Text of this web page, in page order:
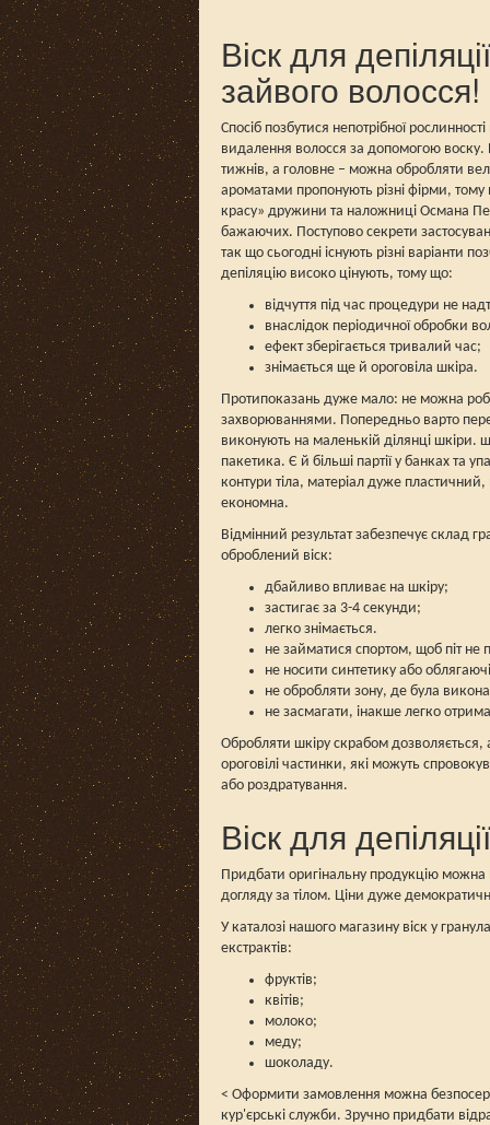
Віск для
зайвого волосся!
Спосіб позбутися непотрібної
видалення волосся за допомогою
тижнів, а головне – можна обробляти
ароматами пропонують різні фірми,
красу» дружини та наложниці Османа
бажаючих. Поступово секрети
так що сьогодні існують різні варіанти
депіляцію високо цінують, тому що:
відчуття під час процедури не
внаслідок періодичної обробки
ефект зберігається тривалий час;
знімається ще й ороговіла шкіра.
Протипоказань дуже мало: не можна
захворюваннями. Попередньо варто
виконують на маленькій ділянці шкіри.
пакетика. Є й більші партії у банках та
контури тіла, матеріал дуже
економна.
Відмінний результат забезпечує склад
оброблений віск:
дбайливо впливає на шкіру;
застигає за 3-4 секунди;
легко знімається.
не займатися спортом, щоб піт не
не носити синтетику або
не обробляти зону, де була
не засмагати, інакше легко
Обробляти шкіру скрабом дозволяється,
ороговілі частинки, які можуть
або роздратування.
Віск для
Придбати оригінальну продукцію можна в
догляду за тілом. Ціни дуже
У каталозі нашого магазину віск у
екстрактів:
фруктів;
квітів;
молоко;
меду;
шоколаду.
< Оформити замовлення можна
кур'єрські служби. Зручно придбати